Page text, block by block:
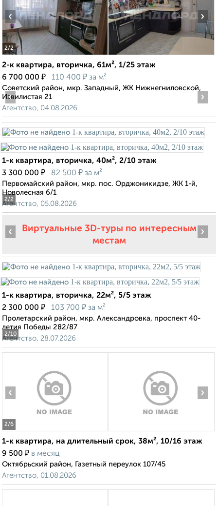
2/2
‹ ›
2-к квартира, вторичка, 61м², 1/25 этаж
6 700 000 ₽ 110 400 ₽ за м²
Советский район, мкр. Западный, ЖК Нижнегниловской,
Извилистая 21
Агентство, 04.08.2026
2/2
‹ ›
1-к квартира, вторичка, 40м², 2/10 этаж
3 300 000 ₽ 82 500 ₽ за м²
Первомайский район, мкр. пос. Орджоникидзе, ЖК 1-й,
Новолесная 6/1
Агентство, 05.08.2026
Виртуальные 3D-туры по интересным
местам
2/10
‹ ›
1-к квартира, вторичка, 22м², 5/5 этаж
2 300 000 ₽ 103 700 ₽ за м²
Пролетарский район, мкр. Александровка, проспект 40-
летия Победы 282/87
Агентство, 28.07.2026
2/6
‹ ›
1-к квартира, на длительный срок, 38м², 10/16 этаж
9 500 ₽ в месяц
Октябрьский район, Газетный переулок 107/45
Агентство, 01.08.2026